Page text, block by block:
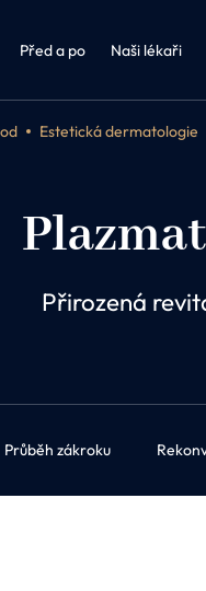
RechercheBiologique
Před a po Naši lékaři
Estetická dermatologie
Přirozená
Průběh zákroku